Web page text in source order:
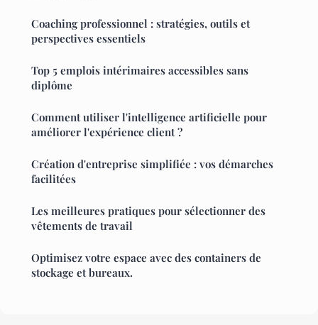
Coaching professionnel : stratégies, outils et
perspectives essentiels
Top 5 emplois intérimaires accessibles sans
diplôme
Comment utiliser l'intelligence artificielle pour
améliorer l'expérience client ?
Création d'entreprise simplifiée : vos démarches
facilitées
Les meilleures pratiques pour sélectionner des
vêtements de travail
Optimisez votre espace avec des containers de
stockage et bureaux.